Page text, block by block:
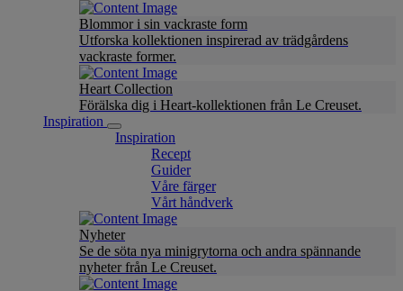
Blommor i sin vackraste form
Utforska kollektionen inspirerad av trädgårdens
vackraste former.
Heart Collection
Förälska dig i Heart-kollektionen från Le Creuset.
Inspiration
Inspiration
Recept
Guider
Våre färger
Vårt håndverk
Nyheter
Se de söta nya minigrytorna och andra spännande
nyheter från Le Creuset.